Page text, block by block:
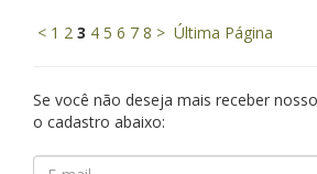
< 1 2 3 4 5 6 7 8 > Última Página
Se você não deseja mais receber
o cadastro abaixo: